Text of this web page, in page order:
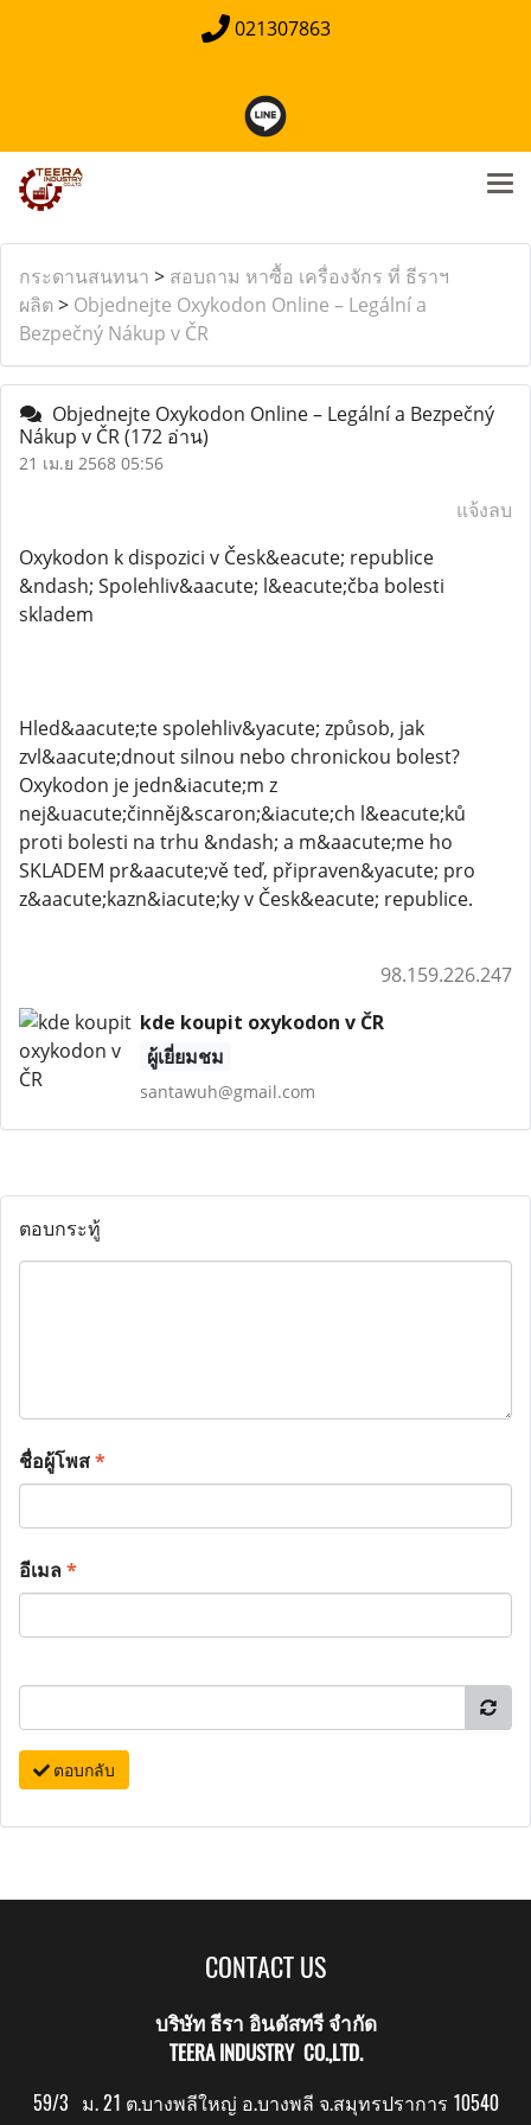
021307863
กระดานสนทนา > สอบถาม หาซื้อ เครื่องจักร ที่ ธีราฯ
ผลิต > Objednejte Oxykodon Online – Legální a
Bezpečný Nákup v ČR
Objednejte Oxykodon Online – Legální a Bezpečný
Nákup v ČR(172 อ่าน)
21 เม.ย 2568 05:56
แจ้งลบ
Oxykodon k dispozici v Česk&eacute; republice
&ndash; Spolehliv&aacute; l&eacute;čba bolesti
skladem
Hled&aacute;te spolehliv&yacute; způsob, jak
zvl&aacute;dnout silnou nebo chronickou bolest?
Oxykodon je jedn&iacute;m z
nej&uacute;činněj&scaron;&iacute;ch l&eacute;ků
proti bolesti na trhu &ndash; a m&aacute;me ho
SKLADEM pr&aacute;vě teď, připraven&yacute; pro
z&aacute;kazn&iacute;ky v Česk&eacute; republice.
98.159.226.247
kde koupit oxykodon v ČR
ผู้เยี่ยมชม
santawuh@gmail.com
ตอบกระทู้
ชื่อผู้โพส*
อีเมล*
ตอบกลับ
CONTACT US
บริษัท ธีรา อินดัสทรี จำกัด
TEERA INDUSTRY CO.,LTD.
59/3 ม. 21 ต.บางพลีใหญ่ อ.บางพลี จ.สมุทรปราการ 10540